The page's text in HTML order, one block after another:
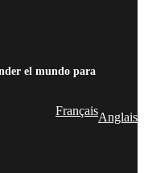
el mundo para
FrançaisAnglais